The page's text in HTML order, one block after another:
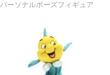
パーソナルポーズフィギュア